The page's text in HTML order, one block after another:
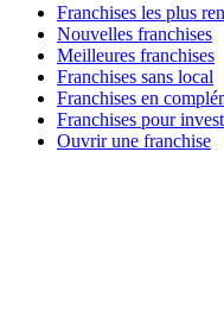
Franchises les plus
Nouvelles franchises
Meilleures franchises
Franchises sans local
Franchises en
Franchises pour
Ouvrir une franchise